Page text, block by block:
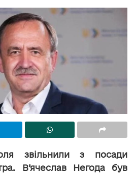
звільнили з посади
В’ячеслав Негода був